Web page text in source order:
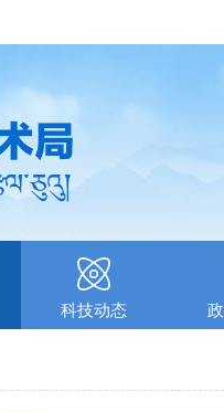
科技动态